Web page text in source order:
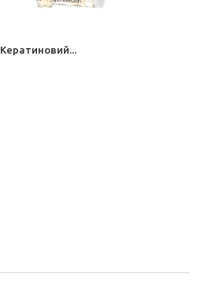
Кератиновий...